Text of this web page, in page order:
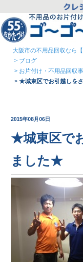
大阪市の不用品回収なら
> ブログ
> お片付け・不用品回収
>★城東区でお引越しを
2015年08月06日
★城東区で
ました★